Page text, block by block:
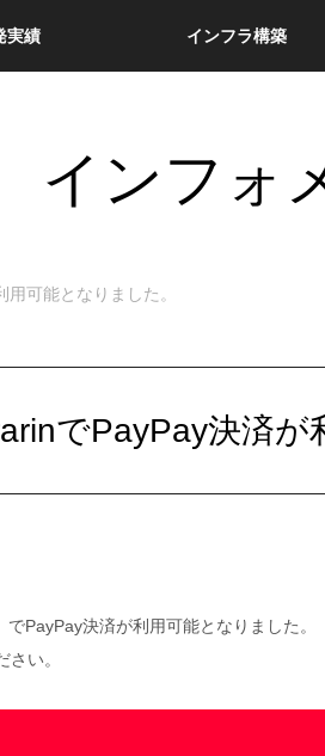
実績 インフラ構築
インフォ
可能となりました。
でPayPay決済が
PayPay決済が利用可能となりました。
い。